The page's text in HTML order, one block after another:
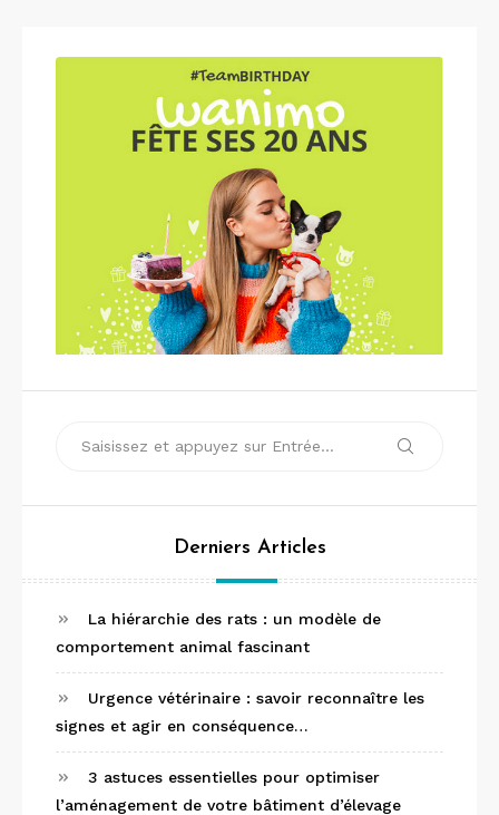
Derniers Articles
La hiérarchie des rats : un modèle de
comportement animal fascinant
Urgence vétérinaire : savoir reconnaître les
signes et agir en conséquence…
3 astuces essentielles pour optimiser
l’aménagement de votre bâtiment d’élevage